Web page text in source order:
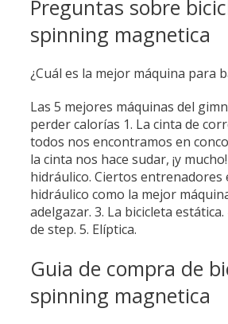
Preguntas sobre
spinning magnetica
¿Cuál es la mejor máquina para
Las 5 mejores máquinas del
perder calorías 1. La cinta de
todos nos encontramos en
la cinta nos hace sudar, ¡y
hidráulico. Ciertos entrenadores
hidráulico como la mejor
adelgazar. 3. La bicicleta
de step. 5. Elíptica.
Guia de compra de
spinning magnetica